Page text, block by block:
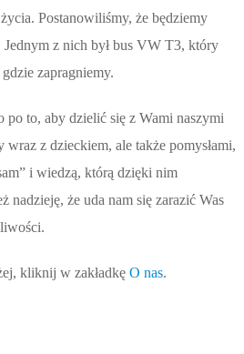
Postanowiliśmy, że będziemy
Jednym z nich był bus VW T3, który
zapragniemy.
po to, aby dzielić się z Wami naszymi
z dzieckiem, ale także pomysłami,
i wiedzą, którą dzięki nim
nadzieję, że uda nam się zarazić Was
kliknij w zakładkę O nas.